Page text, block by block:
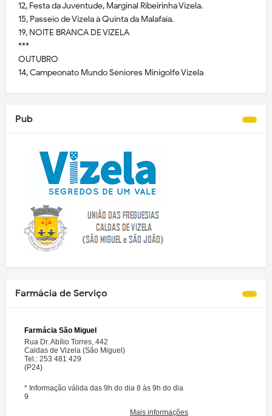
12, Festa da Juventude, Marginal Ribeirinha Vizela.
15, Passeio de Vizela à Quinta da Malafaia.
19, NOITE BRANCA DE VIZELA
***
OUTUBRO
14, Campeonato Mundo Séniores Minigolfe Vizela
Pub
Farmácia de Serviço